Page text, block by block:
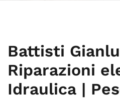
Battisti
Riparazioni
Idraulica |